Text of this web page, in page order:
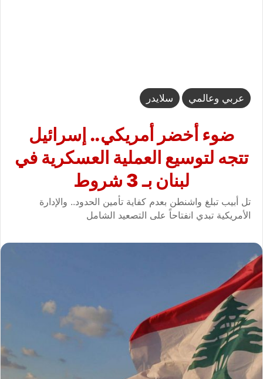
عربي وعالمي سلايدر
ضوء أخضر أمريكي.. إسرائيل
تتجه لتوسيع العملية العسكرية في
لبنان بـ 3 شروط
تل أبيب تبلغ واشنطن بعدم كفاية تأمين الحدود.. والإدارة
الأمريكية تبدي انفتاحاً على التصعيد الشامل